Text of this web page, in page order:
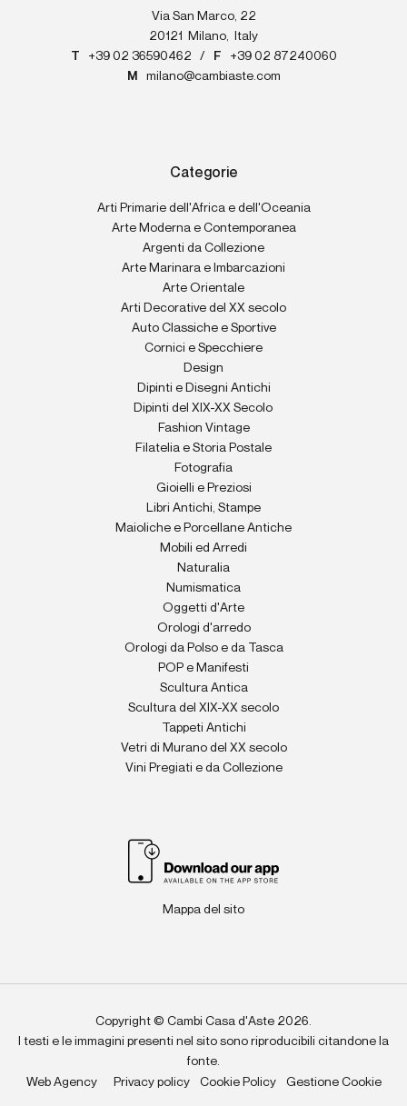
Via San Marco, 22
20121
Milano,
Italy
T
+39 02 36590462 / F
+39 02 87240060
M
milano@cambiaste.com
Categorie
Arti Primarie dell'Africa e dell'Oceania
Arte Moderna e Contemporanea
Argenti da Collezione
Arte Marinara e Imbarcazioni
Arte Orientale
Arti Decorative del XX secolo
Auto Classiche e Sportive
Cornici e Specchiere
Design
Dipinti e Disegni Antichi
Dipinti del XIX-XX Secolo
Fashion Vintage
Filatelia e Storia Postale
Fotografia
Gioielli e Preziosi
Libri Antichi, Stampe
Maioliche e Porcellane Antiche
Mobili ed Arredi
Naturalia
Numismatica
Oggetti d'Arte
Orologi d'arredo
Orologi da Polso e da Tasca
POP e Manifesti
Scultura Antica
Scultura del XIX-XX secolo
Tappeti Antichi
Vetri di Murano del XX secolo
Vini Pregiati e da Collezione
Mappa del sito
Copyright © Cambi Casa d'Aste 2026.
I testi e le immagini presenti nel sito sono riproducibili citandone la
fonte.
Web Agency
Privacy policy Cookie Policy Gestione Cookie